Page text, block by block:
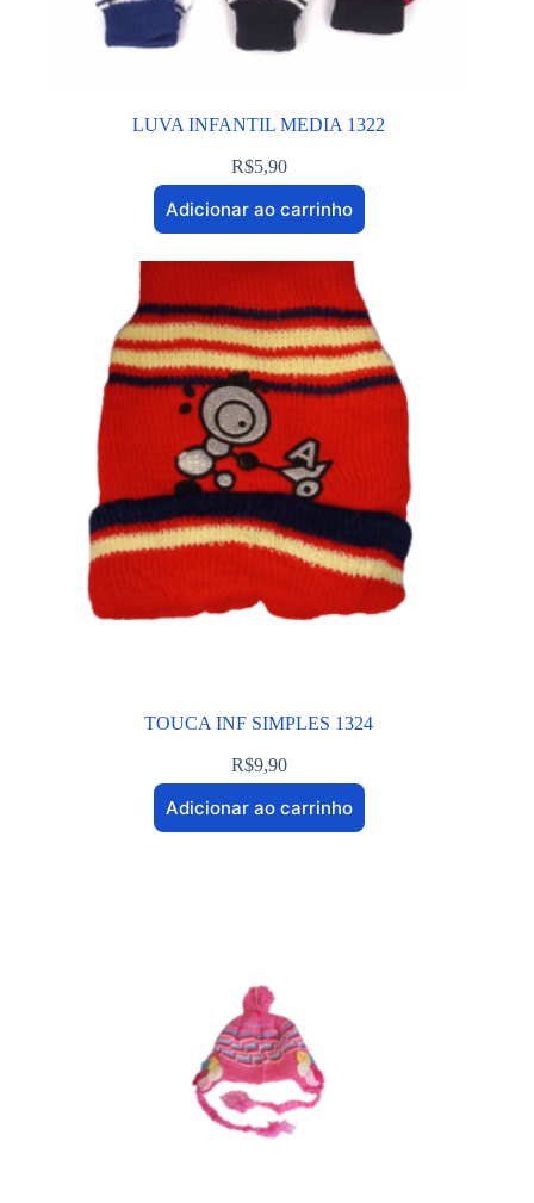
LUVA INFANTIL MEDIA 1322
R$5,90
Adicionar ao carrinho
TOUCA INF SIMPLES 1324
R$9,90
Adicionar ao carrinho